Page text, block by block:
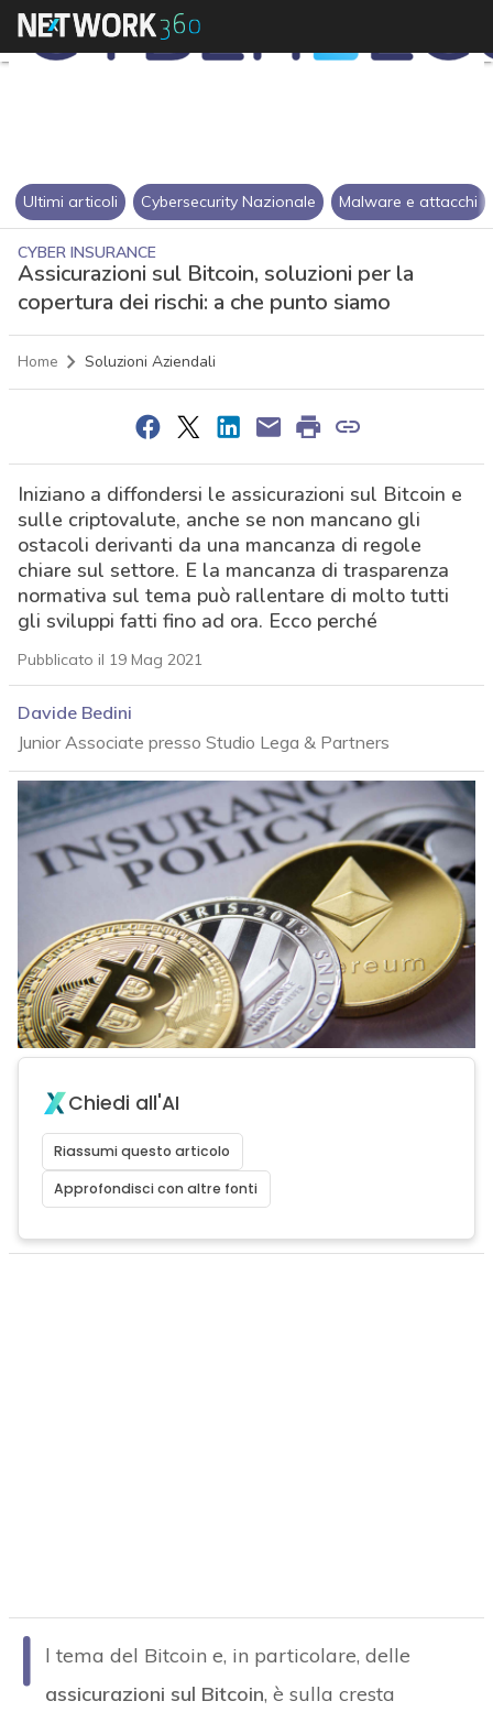
Ultimi articoli Cybersecurity Nazionale Malware e attacchi
CYBER INSURANCE
Assicurazioni sul Bitcoin, soluzioni per la
copertura dei rischi: a che punto siamo
Home Soluzioni Aziendali
Iniziano a diffondersi le assicurazioni sul Bitcoin e
sulle criptovalute, anche se non mancano gli
ostacoli derivanti da una mancanza di regole
chiare sul settore. E la mancanza di trasparenza
normativa sul tema può rallentare di molto tutti
gli sviluppi fatti fino ad ora. Ecco perché
Pubblicato il 19 Mag 2021
Davide Bedini
Junior Associate presso Studio Lega & Partners
Chiedi all'AI
Riassumi questo articolo
Approfondisci con altre fonti
I
l tema del Bitcoin e, in particolare, delle
assicurazioni sul Bitcoin, è sulla cresta